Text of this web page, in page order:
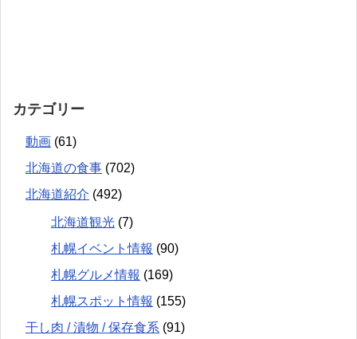
カテゴリー
動画 (61)
北海道の食事 (702)
北海道紹介 (492)
北海道観光 (7)
札幌イベント情報 (90)
札幌グルメ情報 (169)
札幌スポット情報 (155)
干し肉 / 漬物 / 保存食系 (91)